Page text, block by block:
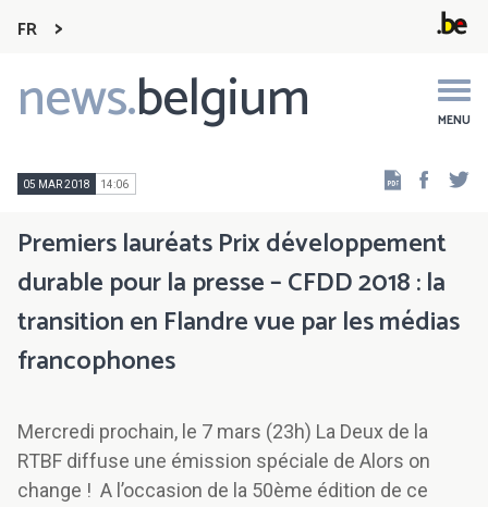
FR
news.belgium MENU
Main
navigation
05 MAR 2018 14:06
Premiers lauréats Prix développement
durable pour la presse – CFDD 2018 : la
transition en Flandre vue par les médias
francophones
Mercredi prochain, le 7 mars (23h) La Deux de la
RTBF diffuse une émission spéciale de Alors on
change ! A l’occasion de la 50ème édition de ce